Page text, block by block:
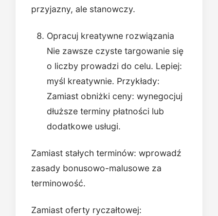
przyjazny, ale stanowczy.
Opracuj kreatywne rozwiązania
Nie zawsze czyste targowanie się
o liczby prowadzi do celu. Lepiej:
myśl kreatywnie. Przykłady:
Zamiast obniżki ceny: wynegocjuj
dłuższe terminy płatności lub
dodatkowe usługi.
Zamiast stałych terminów: wprowadź
zasady bonusowo-malusowe za
terminowość.
Zamiast oferty ryczałtowej: